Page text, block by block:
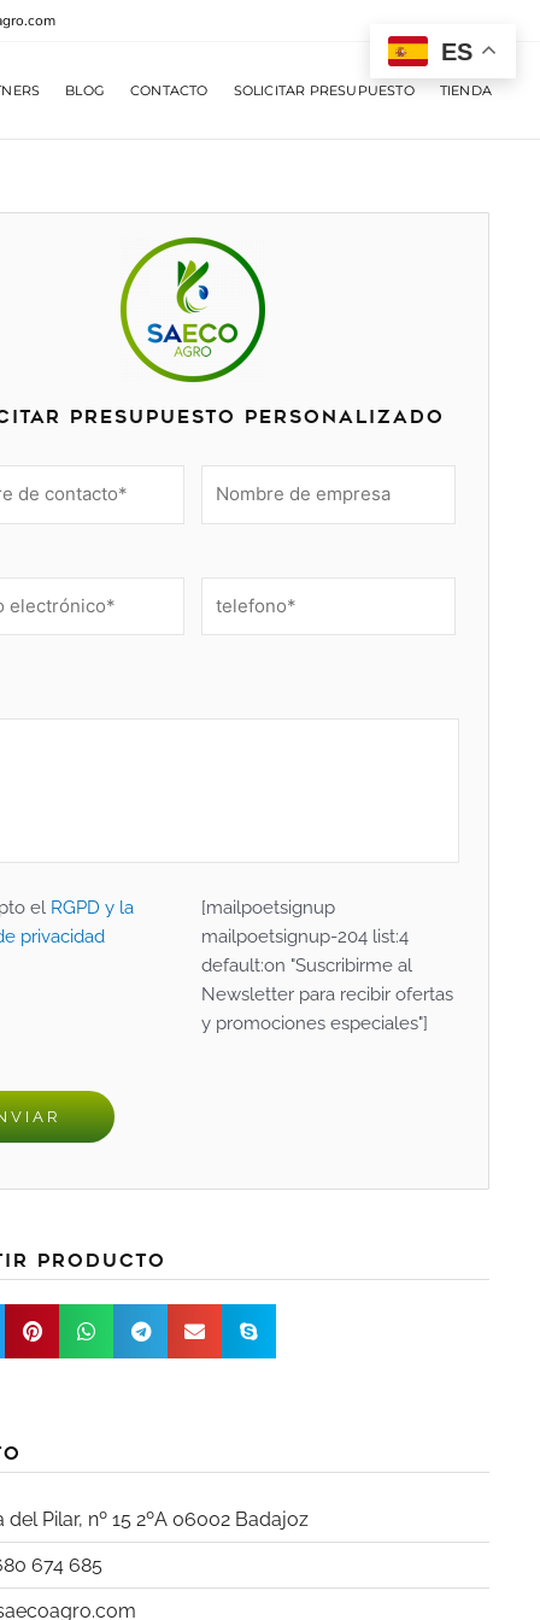
BLOG CONTACTO SOLICITAR PRESUPUESTO TIENDA
presupuesto personalizado
el RGPD y la
privacidad
[mailpoetsignup
mailpoetsignup-204 list:4
default:on "Suscribirme al
Newsletter para recibir ofertas
y promociones especiales"]
producto
del Pilar, nº 15 2ºA 06002 Badajoz
674 685
ES